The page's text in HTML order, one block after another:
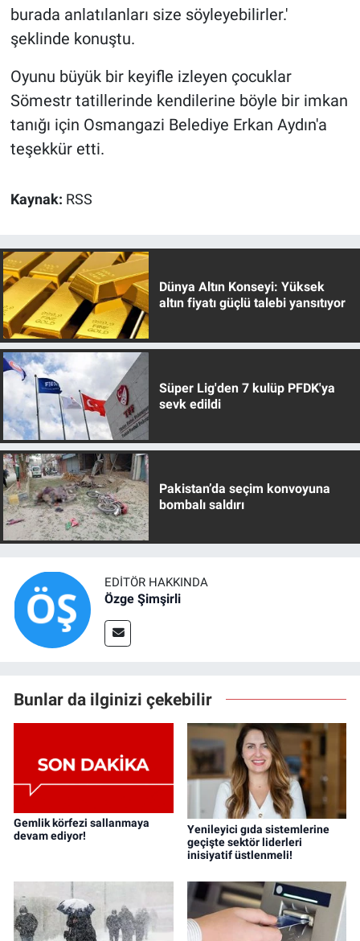
burada anlatılanları size söyleyebilirler.'
şeklinde konuştu.
Oyunu büyük bir keyifle izleyen çocuklar
Sömestr tatillerinde kendilerine böyle bir imkan
tanığı için Osmangazi Belediye Erkan Aydın'a
teşekkür etti.
Kaynak: RSS
Dünya Altın Konseyi: Yüksek
altın fiyatı güçlü talebi yansıtıyor
Süper Lig'den 7 kulüp PFDK'ya
sevk edildi
Pakistan’da seçim konvoyuna
bombalı saldırı
EDITÖR HAKKINDA
Özge Şimşirli
Bunlar da ilginizi çekebilir
Gemlik körfezi sallanmaya
devam ediyor!
Yenileyici gıda sistemlerine
geçişte sektör liderleri
inisiyatif üstlenmeli!